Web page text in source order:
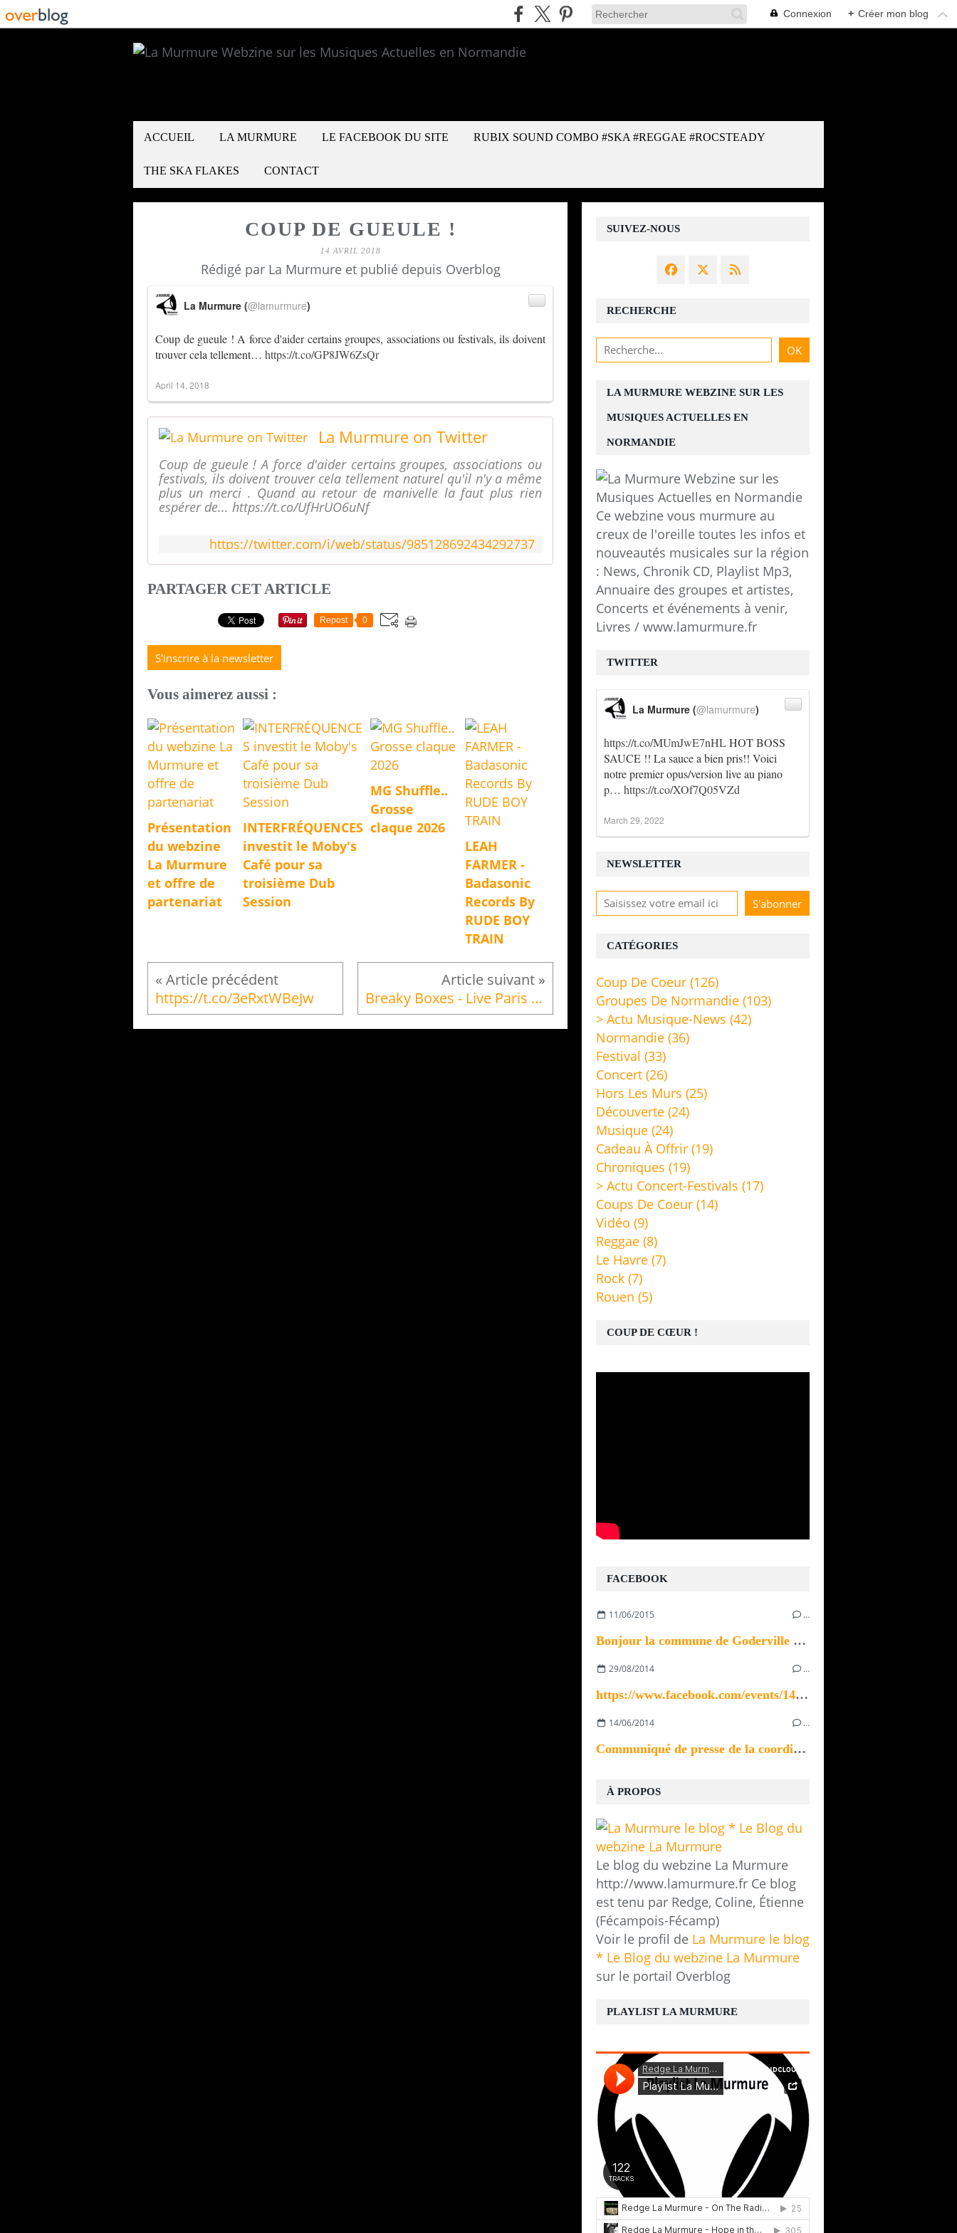
Connexion + Créer mon blog
ACCUEIL LA MURMURE LE FACEBOOK DU SITE RUBIX SOUND COMBO #SKA #REGGAE #ROCSTEADY
THE SKA FLAKES CONTACT
COUP DE GUEULE !
14 AVRIL 2018
Rédigé par La Murmure et publié depuis Overblog
Coup de gueule ! A force d'aider certains groupes, associations ou festivals, ils doivent
trouver cela tellement… https://t.co/GP8JW6ZsQr
La Murmure (@lamurmure)
April 14, 2018
La Murmure on Twitter
Coup de gueule ! A force d'aider certains groupes, associations ou
festivals, ils doivent trouver cela tellement naturel qu'il n'y a même
plus un merci . Quand au retour de manivelle la faut plus rien
espérer de... https://t.co/UfHrUO6uNf
https://twitter.com/i/web/status/985128692434292737
PARTAGER CET ARTICLE
Repost 0
S'inscrire à la newsletter
Vous aimerez aussi :
Présentation
du webzine
La Murmure
et offre de
partenariat
INTERFRÉQUENCES
investit le Moby's
Café pour sa
troisième Dub
Session
MG Shuffle..
Grosse
claque 2026
LEAH
FARMER -
Badasonic
Records By
RUDE BOY
TRAIN
https://t.co/3eRxtWBeJw Breaky Boxes - Live Paris Normandie (Hey Chief!...
NEWSLETTER
SUIVEZ-NOUS
RECHERCHE
LA MURMURE WEBZINE SUR LES
MUSIQUES ACTUELLES EN
NORMANDIE
Ce webzine vous murmure au
creux de l'oreille toutes les infos et
nouveautés musicales sur la région
: News, Chronik CD, Playlist Mp3,
Annuaire des groupes et artistes,
Concerts et événements à venir,
Livres / www.lamurmure.fr
À PROPOS
Le blog du webzine La Murmure
http://www.lamurmure.fr Ce blog
est tenu par Redge, Coline, Étienne
(Fécampois-Fécamp)
Voir le profil de La Murmure le blog
* Le Blog du webzine La Murmure
sur le portail Overblog
TWITTER
https://t.co/MUmJwE7nHLHOT BOSS
SAUCE !! La sauce a bien pris!! Voici
notre premier opus/version live au piano
p… https://t.co/XOf7Q05VZd
La Murmure (@lamurmure)
March 29, 2022
FACEBOOK
11/06/2015 …
Bonjour la commune de Goderville recherche un ou...
29/08/2014 …
https://www.facebook.com/events/1433923370196535/
14/06/2014 …
Communiqué de presse de la coordination des...
CATÉGORIES
Coup De Coeur (126)
Groupes De Normandie (103)
> Actu Musique-News (42)
Normandie (36)
Festival (33)
Concert (26)
Hors Les Murs (25)
Découverte (24)
Musique (24)
Cadeau À Offrir (19)
Chroniques (19)
> Actu Concert-Festivals (17)
Coups De Coeur (14)
Vidéo (9)
Reggae (8)
Le Havre (7)
Rock (7)
Rouen (5)
COUP DE CŒUR !
PLAYLIST LA MURMURE